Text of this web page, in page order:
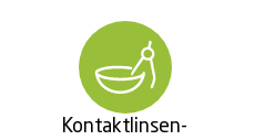
Kontaktlinsen-